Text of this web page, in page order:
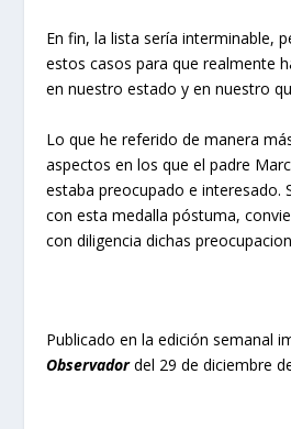
En fin, la lista sería interminable,
estos casos para que realmente
en nuestro estado y en nuestro
Lo que he referido de manera
aspectos en los que el padre
estaba preocupado e interesado.
con esta medalla póstuma,
con diligencia dichas
Publicado en la edición semanal
Observadordel 29 de diciembre